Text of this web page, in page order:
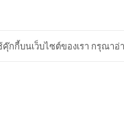
คุ๊กกี้บนเว็บไซต์ของเรา กรุณา